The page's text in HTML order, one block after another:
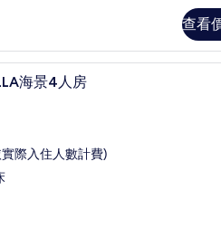
查看
106 庭園浴缸VILLA海景4
海景4人房
際入住人數計費)